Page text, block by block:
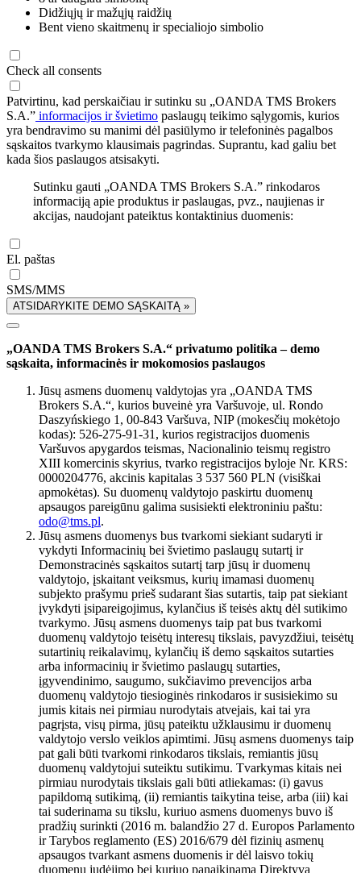
Didžiųjų ir mažųjų raidžių
Bent vieno skaitmenų ir specialiojo simbolio
Check all consents
Patvirtinu, kad perskaičiau ir sutinku su „OANDA TMS Brokers
S.A.” informacijos ir švietimo paslaugų teikimo sąlygomis, kurios
yra bendravimo su manimi dėl pasiūlymo ir telefoninės pagalbos
sąskaitos tvarkymo klausimais pagrindas. Suprantu, kad galiu bet
kada šios paslaugos atsisakyti.
Sutinku gauti „OANDA TMS Brokers S.A.” rinkodaros
informaciją apie produktus ir paslaugas, pvz., naujienas ir
akcijas, naudojant pateiktus kontaktinius duomenis:
El. paštas
SMS/MMS
ATSIDARYKITE DEMO SĄSKAITĄ »
„OANDA TMS Brokers S.A.“ privatumo politika – demo
sąskaita, informacinės ir mokomosios paslaugos
Jūsų asmens duomenų valdytojas yra „OANDA TMS
Brokers S.A.“, kurios buveinė yra Varšuvoje, ul. Rondo
Daszyńskiego 1, 00-843 Varšuva, NIP (mokesčių mokėtojo
kodas): 526-275-91-31, kurios registracijos duomenis
Varšuvos apygardos teismas, Nacionalinio teismų registro
XIII komercinis skyrius, tvarko registracijos byloje Nr. KRS:
0000204776, akcinis kapitalas 3 537 560 PLN (visiškai
apmokėtas). Su duomenų valdytojo paskirtu duomenų
apsaugos pareigūnu galima susisiekti elektroniniu paštu:
odo@tms.pl.
Jūsų asmens duomenys bus tvarkomi siekiant sudaryti ir
vykdyti Informacinių bei švietimo paslaugų sutartį ir
Demonstracinės sąskaitos sutartį tarp jūsų ir duomenų
valdytojo, įskaitant veiksmus, kurių imamasi duomenų
subjekto prašymu prieš sudarant šias sutartis, taip pat siekiant
įvykdyti įsipareigojimus, kylančius iš teisės aktų dėl sutikimo
tvarkymo. Jūsų asmens duomenys taip pat bus tvarkomi
duomenų valdytojo teisėtų interesų tikslais, pavyzdžiui, teisėtų
sutartinių reikalavimų, kylančių iš demo sąskaitos sutarties
arba informacinių ir švietimo paslaugų sutarties,
įgyvendinimo, saugumo, sukčiavimo prevencijos arba
duomenų valdytojo tiesioginės rinkodaros ir susisiekimo su
jumis kitais nei pirmiau nurodytais atvejais, kai tai yra
pagrįsta, visų pirma, jūsų pateiktu užklausimu ir duomenų
valdytojo verslo veiklos apimtimi. Jūsų asmens duomenys taip
pat gali būti tvarkomi rinkodaros tikslais, remiantis jūsų
duomenų valdytojui suteiktu sutikimu. Tvarkymas kitais nei
pirmiau nurodytais tikslais gali būti atliekamas: (i) gavus
papildomą sutikimą, (ii) remiantis taikytina teise, arba (iii) kai
tai suderinama su tikslu, kuriuo asmens duomenys buvo iš
pradžių surinkti (2016 m. balandžio 27 d. Europos Parlamento
ir Tarybos reglamento (ES) 2016/679 dėl fizinių asmenų
apsaugos tvarkant asmens duomenis ir dėl laisvo tokių
duomenų judėjimo bei kuriuo panaikinama Direktyva